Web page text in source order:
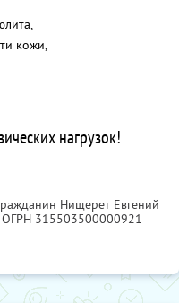
кожи,
нагрузок!
Нищерет Евгений
ОГРН 315503500000921